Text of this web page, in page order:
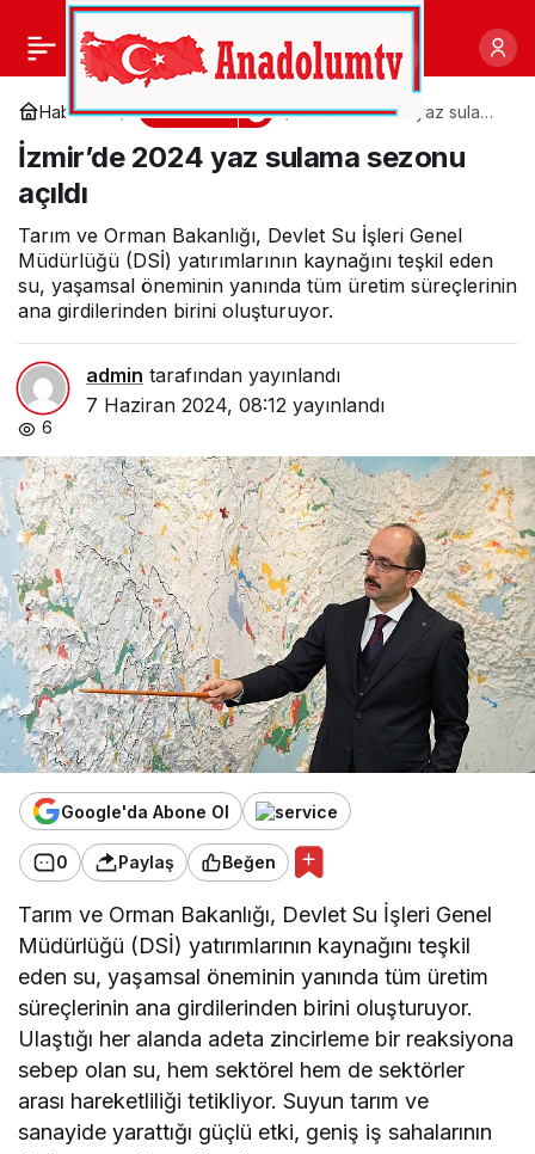
Haberler Gündem
İzmir’de 2024 yaz sulama
İzmir’de 2024 yaz sulama sezonu
açıldı
Tarım ve Orman Bakanlığı, Devlet Su İşleri Genel
Müdürlüğü (DSİ) yatırımlarının kaynağını teşkil eden
su, yaşamsal öneminin yanında tüm üretim süreçlerinin
ana girdilerinden birini oluşturuyor.
admin tarafından yayınlandı
7 Haziran 2024, 08:12 yayınlandı
6
Google'da Abone Ol
0 Paylaş Beğen
Tarım ve Orman Bakanlığı, Devlet Su İşleri Genel
Müdürlüğü (DSİ) yatırımlarının kaynağını teşkil
eden su, yaşamsal öneminin yanında tüm üretim
süreçlerinin ana girdilerinden birini oluşturuyor.
Ulaştığı her alanda adeta zincirleme bir reaksiyona
sebep olan su, hem sektörel hem de sektörler
arası hareketliliği tetikliyor. Suyun tarım ve
sanayide yarattığı güçlü etki, geniş iş sahalarının
Galataport İstanbul’dan
Babalar Günü’ne
“Klasik” Dokunuş
Paylaş